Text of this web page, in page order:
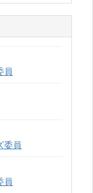
員
委員
員